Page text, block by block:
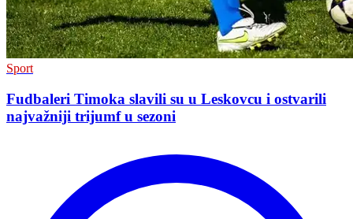
Sport
Fudbaleri Timoka slavili su u Leskovcu i ostvarili
najvažniji trijumf u sezoni